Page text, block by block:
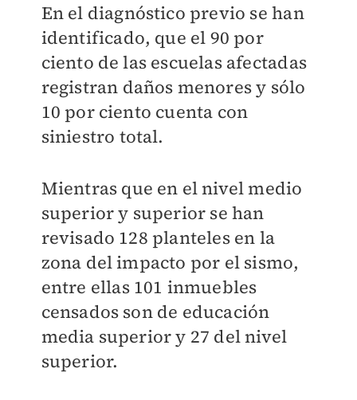
En el diagnóstico previo se han
identificado, que el 90 por
ciento de las escuelas afectadas
registran daños menores y sólo
10 por ciento cuenta con
siniestro total.
Mientras que en el nivel medio
superior y superior se han
revisado 128 planteles en la
zona del impacto por el sismo,
entre ellas 101 inmuebles
censados son de educación
media superior y 27 del nivel
superior.